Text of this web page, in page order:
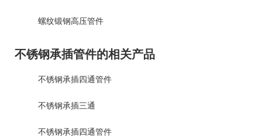
螺纹锻钢高压管件
不锈钢承插管件的相关产品
不锈钢承插四通管件
不锈钢承插三通
不锈钢承插四通管件